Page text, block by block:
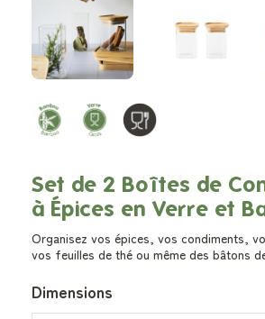
Set de 2 Boîtes de
à Épices en Verre et
Organisez vos épices, vos condiments,
vos feuilles de thé ou même des bâtons
Dimensions